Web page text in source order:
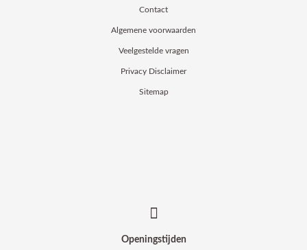
Contact
Algemene voorwaarden
Veelgestelde vragen
Privacy Disclaimer
Sitemap
Openingstijden